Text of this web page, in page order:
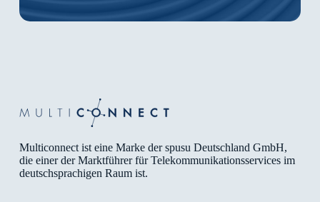
Multiconnect ist eine Marke der spusu Deutschland GmbH,
die einer der Marktführer für Telekommunikationsservices im
deutschsprachigen Raum ist.